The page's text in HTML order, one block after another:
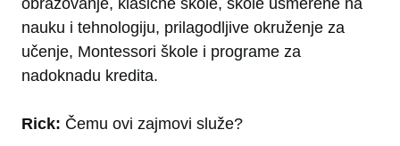
obrazovanje, klasične škole, škole usmerene na
nauku i tehnologiju, prilagodljive okruženje za
učenje, Montessori škole i programe za
nadoknadu kredita.
Rick: Čemu ovi zajmovi služe?